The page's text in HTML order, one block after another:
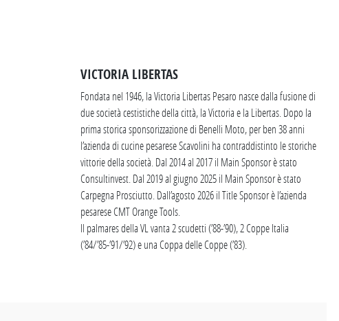
VICTORIA LIBERTAS
Fondata nel 1946, la Victoria Libertas Pesaro nasce dalla fusione di
due società cestistiche della città, la Victoria e la Libertas. Dopo la
prima storica sponsorizzazione di Benelli Moto, per ben 38 anni
l’azienda di cucine pesarese Scavolini ha contraddistinto le storiche
vittorie della società. Dal 2014 al 2017 il Main Sponsor è stato
Consultinvest. Dal 2019 al giugno 2025 il Main Sponsor è stato
Carpegna Prosciutto. Dall’agosto 2026 il Title Sponsor è l’azienda
pesarese CMT Orange Tools.
Il palmares della VL vanta 2 scudetti (’88-’90), 2 Coppe Italia
(’84/’85-’91/’92) e una Coppa delle Coppe (’83).